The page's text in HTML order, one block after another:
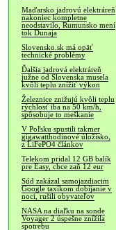
Maďarsko jadrovú elektráreň
nakoniec kompletne
neodstavilo, Rumunsko mení
tok Dunaja
Slovensko.sk má opäť
technické problémy
Ďalšia jadrová elektráreň
južne od Slovenska musela
kvôli teplu znížiť výkon
Železnice znižujú kvôli teplu
rýchlosť iba na 50 km/h,
spôsobuje to meškanie
V Poľsku spustili takmer
gigawatthodinové úložisko,
z LiFePO4 článkov
Telekom pridal 12 GB balík
pre Easy, chce zaň 12 eur
Súd zakázal samojazdiacim
Google taxíkom dobíjanie v
noci, rušili obyvateľov
NASA na diaľku na sonde
Voyager 2 úspešne znížila
spotrebu